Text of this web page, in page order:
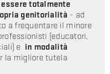
essere totalmente
genitorialità – ad
a frequentare il minore
(educatori,
e in modalità
la migliore tutela